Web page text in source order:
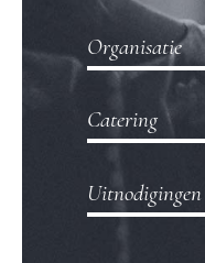
Organisatie
Catering
Uitnodigingen